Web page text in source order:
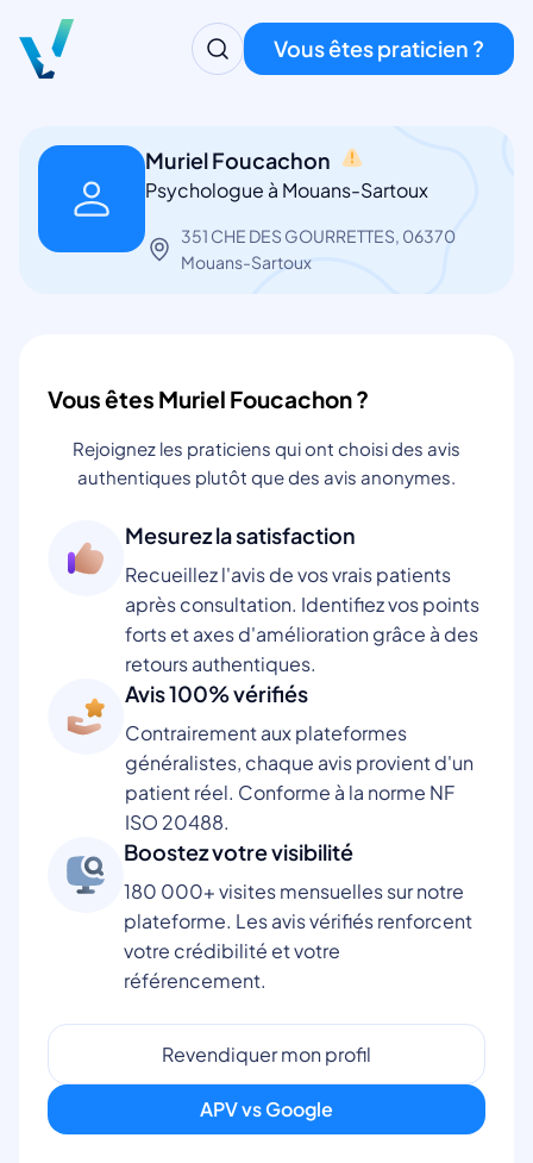
Vous êtes praticien ?
Muriel Foucachon
Psychologue à Mouans-Sartoux
351 CHE DES GOURRETTES, 06370
Mouans-Sartoux
Vous êtes Muriel Foucachon ?
Rejoignez les praticiens qui ont choisi des avis
authentiques plutôt que des avis anonymes.
Mesurez la satisfaction
Recueillez l'avis de vos vrais patients
après consultation. Identifiez vos points
forts et axes d'amélioration grâce à des
retours authentiques.
Avis 100% vérifiés
Contrairement aux plateformes
généralistes, chaque avis provient d'un
patient réel. Conforme à la norme NF
ISO 20488.
Boostez votre visibilité
180 000+ visites mensuelles sur notre
plateforme. Les avis vérifiés renforcent
votre crédibilité et votre
référencement.
Revendiquer mon profil
APV vs Google